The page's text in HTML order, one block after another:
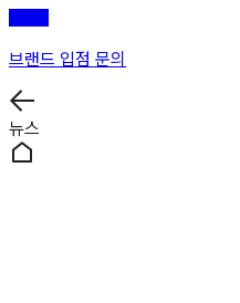
브랜드 입점 문의
뉴스